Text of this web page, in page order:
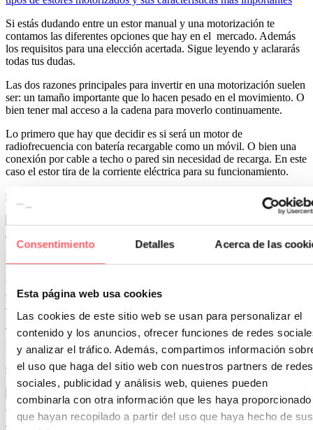
Consentimiento Detalles Acerca de las
Esta página web usa cookies
Las cookies de este sitio web se usan para personalizar el
contenido y los anuncios, ofrecer funciones de redes
y analizar el tráfico. Además, compartimos información
el uso que haga del sitio web con nuestros partners de redes
sociales, publicidad y análisis web, quienes pueden
combinarla con otra información que les haya proporcionado
que hayan recopilado a partir del uso que haya hecho de sus
Si estás dudando entre un estor manual y una motorización te
contamos las diferentes opciones que hay en el mercado. Además
los requisitos para una elección acertada. Sigue leyendo y aclararás
todas tus dudas.
Las dos razones principales para invertir en una motorización suelen
ser: un tamaño importante que lo hacen pesado en el movimiento. O
bien tener mal acceso a la cadena para moverlo continuamente.
Lo primero que hay que decidir es si será un motor de
radiofrecuencia con batería recargable como un móvil. O bien una
conexión por cable a techo o pared sin necesidad de recarga. En este
caso el estor tira de la corriente eléctrica para su funcionamiento.
0
15 Nov 2023
Estor lapa: la solución para tu puerta de cocina
En muchas cocinas se nos plantea la necesidad de poner cortinas en
una puerta de salida a terraza o un tendedero. Una barra con un
visillo puede ser que dificulte la apertura de la puerta. Un estor
convencional tendrá que subirse hasta arriba cada vez que se quiera
acceder a la terraza. Y un estor enrollable no puede desmontarse
para lavar, lo que no gusta a algunos clientes.
Tenemos una SOLUCÍN PRÁCTICA Y MUY DECORATIVA: EL
ESTOR LAPA.
0
0
30 Abr 2019
Elección de cortinas para una puerta y ventana con radiador